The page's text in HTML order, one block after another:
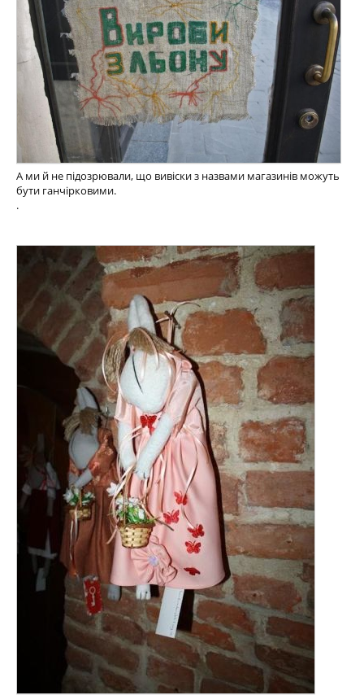
А ми й не підозрювали, що вивіски з назвами магазинів можуть
бути ганчірковими.
.